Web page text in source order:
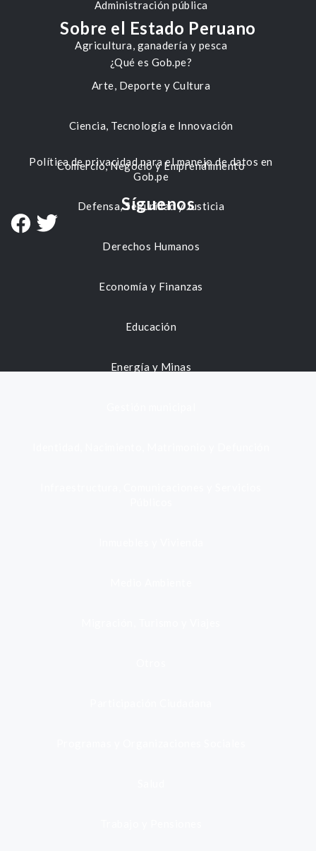
Administración pública
Agricultura, ganadería y pesca
Arte, Deporte y Cultura
Ciencia, Tecnología e Innovación
Comercio, Negocio y Emprendimiento
Defensa, Seguridad y Justicia
Derechos Humanos
Economía y Finanzas
Educación
Energía y Minas
Sobre el Estado Peruano
¿Qué es Gob.pe?
Política de privacidad para el manejo de datos en
Gob.pe
Síguenos